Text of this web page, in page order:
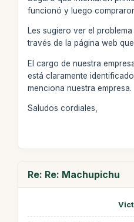
funcionó y luego
Les sugiero ver el
través de la página web
El cargo de nuestra
está claramente
menciona nuestra empresa.
Saludos cordiales,
Re: Re: Machupichu